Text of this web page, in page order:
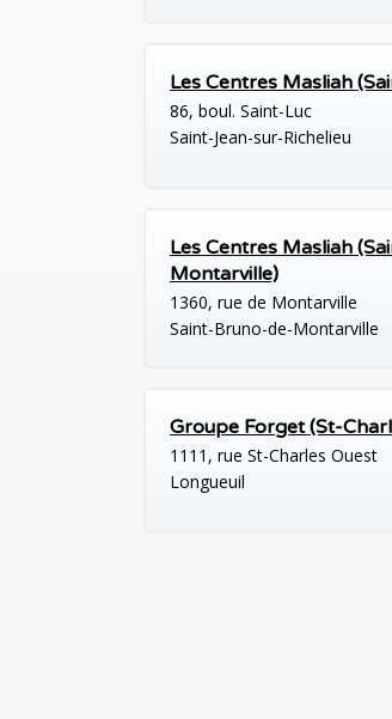
Les Centres Masliah
86, boul. Saint-Luc
Saint-Jean-sur-Richelieu
Les Centres Masliah
Montarville)
1360, rue de Montarville
Saint-Bruno-de-Montarville
Groupe Forget (St-
1111, rue St-Charles Ouest
Longueuil